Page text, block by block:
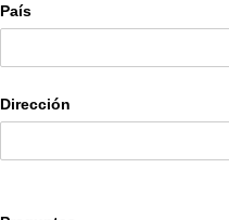
País
Dirección